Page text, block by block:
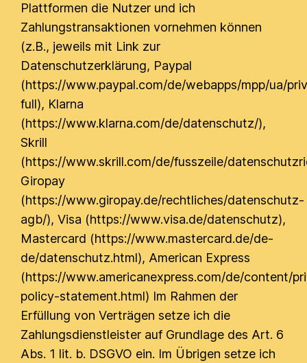
Plattformen die Nutzer und ich
Zahlungstransaktionen vornehmen können
(z.B., jeweils mit Link zur
Datenschutzerklärung, Paypal
(https://www.paypal.com/de/webapps/mpp/ua/
full), Klarna
(https://www.klarna.com/de/datenschutz/),
Skrill
(https://www.skrill.com/de/fusszeile/
Giropay
(https://www.giropay.de/rechtliches/datenschutz-
agb/), Visa (https://www.visa.de/datenschutz),
Mastercard (https://www.mastercard.de/de-
de/datenschutz.html), American Express
(https://www.americanexpress.com/de/content/
policy-statement.html) Im Rahmen der
Erfüllung von Verträgen setze ich die
Zahlungsdienstleister auf Grundlage des Art. 6
Abs. 1 lit. b. DSGVO ein. Im Übrigen setze ich